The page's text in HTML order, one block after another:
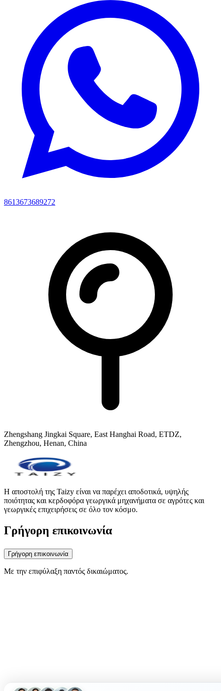
8613673689272
Zhengshang Jingkai Square, East Hanghai Road, ETDZ,
Zhengzhou, Henan, China
Η αποστολή της Taizy είναι να παρέχει αποδοτικά, υψηλής
ποιότητας και κερδοφόρα γεωργικά μηχανήματα σε αγρότες και
γεωργικές επιχειρήσεις σε όλο τον κόσμο.
Γρήγορη επικοινωνία
Γρήγορη επικοινωνία
Με την επιφύλαξη παντός δικαιώματος.